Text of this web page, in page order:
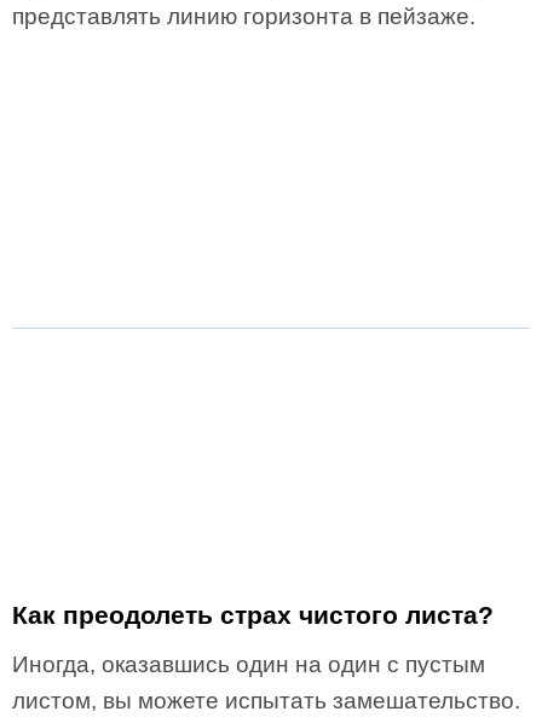
представлять линию горизонта в пейзаже.
Как преодолеть страх чистого листа?
Иногда, оказавшись один на один с пустым
листом, вы можете испытать замешательство.